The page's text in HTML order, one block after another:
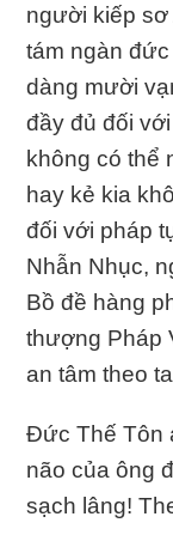
người kiếp sơ
tám ngàn
dàng mười
đầy đủ đối
không có thể
hay kẻ kia
đối với pháp
Nhẫn Nhục,
Bồ đề hàng
thượng Pháp
an tâm theo
Đức Thế Tôn
não của ông
sạch lâng!